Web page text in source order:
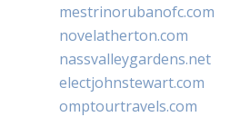
mestrinorubanofc.com
novelatherton.com
nassvalleygardens.net
electjohnstewart.com
omptourtravels.com